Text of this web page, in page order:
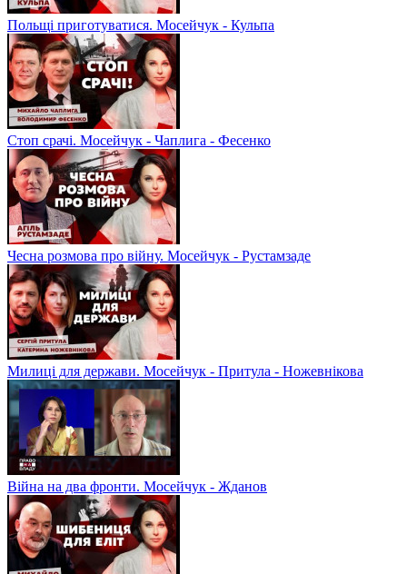
Польщі приготуватися. Мосейчук - Кульпа
Стоп срачі. Мосейчук - Чаплига - Фесенко
Чесна розмова про війну. Мосейчук - Рустамзаде
Милиці для держави. Мосейчук - Притула - Ножевнікова
Війна на два фронти. Мосейчук - Жданов